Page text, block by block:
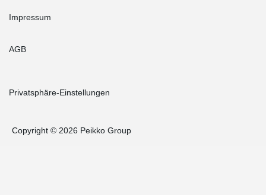
Impressum
AGB
Privatsphäre-Einstellungen
Copyright © 2026 Peikko Group